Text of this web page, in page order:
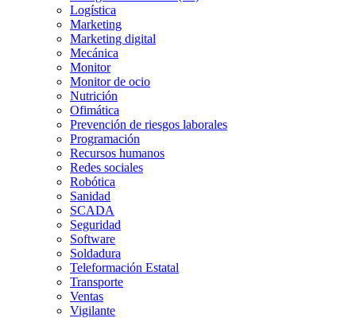
Logística
Marketing
Marketing digital
Mecánica
Monitor
Monitor de ocio
Nutrición
Ofimática
Prevención de riesgos laborales
Programación
Recursos humanos
Redes sociales
Robótica
Sanidad
SCADA
Seguridad
Software
Soldadura
Teleformación Estatal
Transporte
Ventas
Vigilante